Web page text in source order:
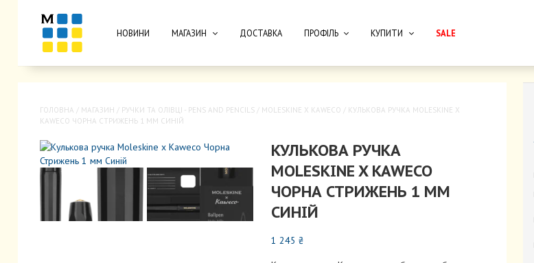
НОВИНИ МАГАЗИН ДОСТАВКА ПРОФІЛЬ КУПИТИ SALE
ГОЛОВНА / МАГАЗИН / РУЧКИ ТА ОЛІВЦІ - PENS AND PENCILS / MOLESKINE X KAWECO / КУЛЬКОВА РУЧКА MOLESKINE X
KAWECO ЧОРНА СТРИЖЕНЬ 1 ММ СИНІЙ
КУЛЬКОВА РУЧКА
MOLESKINE X KAWECO
ЧОРНА СТРИЖЕНЬ 1 ММ
СИНІЙ
1 245 ₴